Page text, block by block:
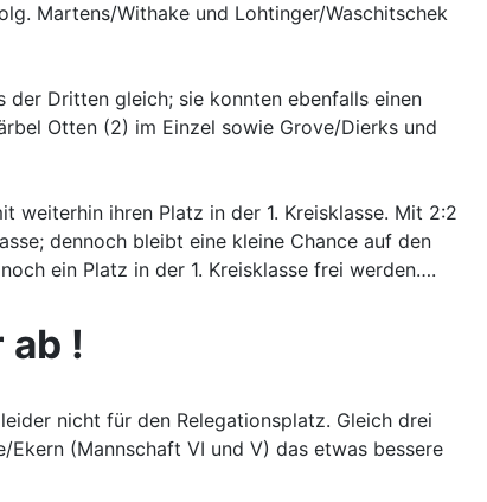
Martens/Withake und Lohtinger/Waschitschek
der Dritten gleich; sie konnten ebenfalls einen
Otten (2) im Einzel sowie Grove/Dierks und
weiterhin ihren Platz in der 1. Kreisklasse. Mit 2:2
dennoch bleibt eine kleine Chance auf den
ein Platz in der 1. Kreisklasse frei werden….
ab !
nicht für den Relegationsplatz. Gleich drei
Ekern (Mannschaft VI und V) das etwas bessere